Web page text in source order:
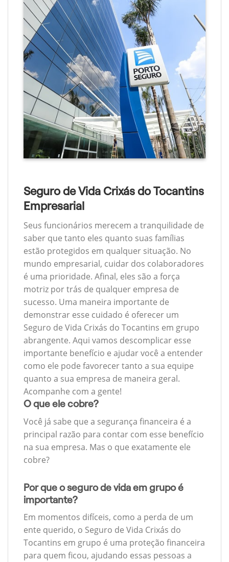
Seguro de Vida Crixás do Tocantins
Empresarial
Seus funcionários merecem a tranquilidade de
saber que tanto eles quanto suas famílias
estão protegidos em qualquer situação. No
mundo empresarial, cuidar dos colaboradores
é uma prioridade. Afinal, eles são a força
motriz por trás de qualquer empresa de
sucesso. Uma maneira importante de
demonstrar esse cuidado é oferecer um
Seguro de Vida Crixás do Tocantins em grupo
abrangente. Aqui vamos descomplicar esse
importante benefício e ajudar você a entender
como ele pode favorecer tanto a sua equipe
quanto a sua empresa de maneira geral.
Acompanhe com a gente!
O que ele cobre?
Você já sabe que a segurança financeira é a
principal razão para contar com esse benefício
na sua empresa. Mas o que exatamente ele
cobre?
Por que o seguro de vida em grupo é
importante?
Em momentos difíceis, como a perda de um
ente querido, o Seguro de Vida Crixás do
Tocantins em grupo é uma proteção financeira
para quem ficou, ajudando essas pessoas a